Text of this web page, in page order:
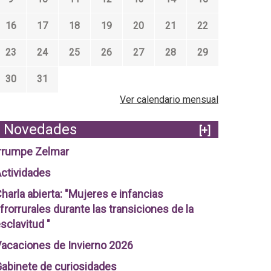
16 17 18 19 20 21 22
23 24 25 26 27 28 29
30
31
Ver calendario mensual
Novedades
[+]
Zelmar
abierta: "Mujeres e infancias
durante las transiciones de la
"
de Invierno 2026
de curiosidades